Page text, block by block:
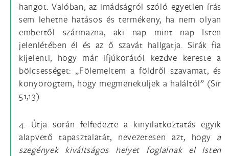
hangot. Valóban, az imádságról szóló egyetlen írás
sem lehetne hatásos és termékeny, ha nem olyan
embertől származna, aki nap mint nap Isten
jelenlétében él és az ő szavát hallgatja. Sirák fia
kijelenti, hogy már ifjúkorától kezdve kereste a
bölcsességet: „Fölemeltem a földről szavamat, és
könyörögtem, hogy megmeneküljek a haláltól” (Sir
51,13).
4. Útja során felfedezte a kinyilatkoztatás egyik
alapvető tapasztalatát, nevezetesen azt, hogy a
szegények kiváltságos helyet foglalnak el Isten